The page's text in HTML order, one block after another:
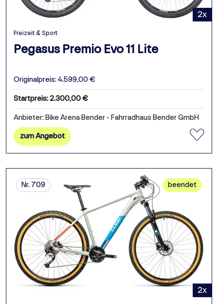
2x
Freizeit & Sport
Pegasus Premio Evo 11 Lite
Originalpreis: 4.599,00 €
Startpreis: 2.300,00 €
Anbieter: Bike Arena Bender - Fahrradhaus Bender GmbH
zum Angebot
Nr. 709
2x
beendet